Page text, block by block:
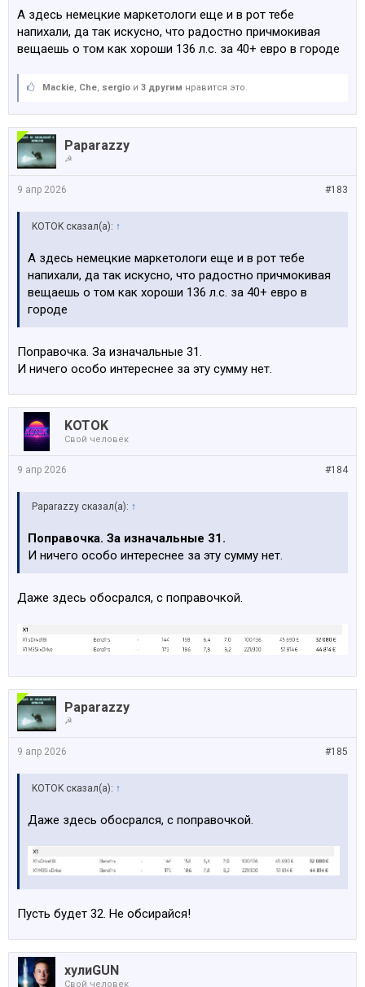
Но зато с душой. Наверное…
А здесь немецкие маркетологи еще и в рот тебе
напихали, да так искусно, что радостно причмокивая
вещаешь о том как хороши 136 л.с. за 40+ евро в городе
Mackie, Che, sergio и 3 другим нравится это.
Paparazzy
☭
#183
9 апр 2026
KOTOK сказал(а): ↑
А здесь немецкие маркетологи еще и в рот тебе
напихали, да так искусно, что радостно причмокивая
вещаешь о том как хороши 136 л.с. за 40+ евро в
городе
Поправочка. За изначальные 31.
И ничего особо интереснее за эту сумму нет.
KOTOK
Свой человек
#184
9 апр 2026
Paparazzy сказал(а): ↑
Поправочка. За изначальные 31.
И ничего особо интереснее за эту сумму нет.
Даже здесь обосрался, с поправочкой.
Paparazzy
☭
#185
9 апр 2026
KOTOK сказал(а): ↑
Даже здесь обосрался, с поправочкой.
Пусть будет 32. Не обсирайся!
хулиGUN
Свой человек